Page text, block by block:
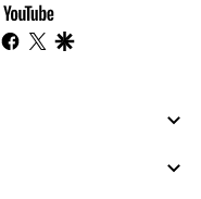
youtube-
footer
instagram
facebook
twitter